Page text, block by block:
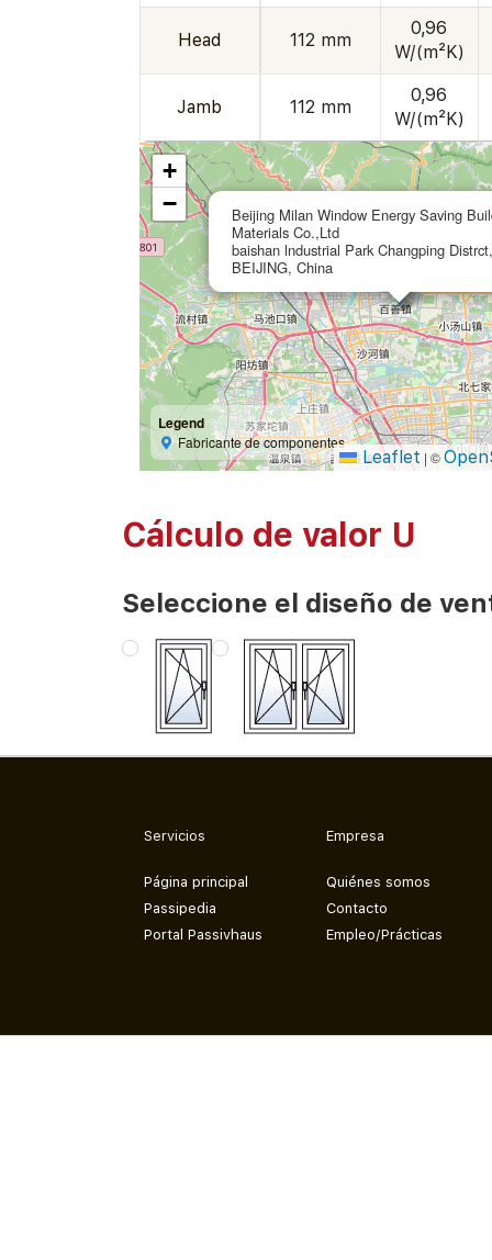
Head 112 mm
0,96
W/(m²K)
Jamb 112 mm
0,96
W/(m²K)
Beijing Milan Window Energy Saving
Materials Co.,Ltd
baishan lndustrial Park Changping
BEIJING, China
+
−
Legend
Fabricante de componentes
Leaflet | ©
Cálculo de valor U
Seleccione el diseño de
Servicios
Página principal
Passipedia
Portal Passivhaus
Empresa
Quiénes somos
Contacto
Empleo/Prácticas